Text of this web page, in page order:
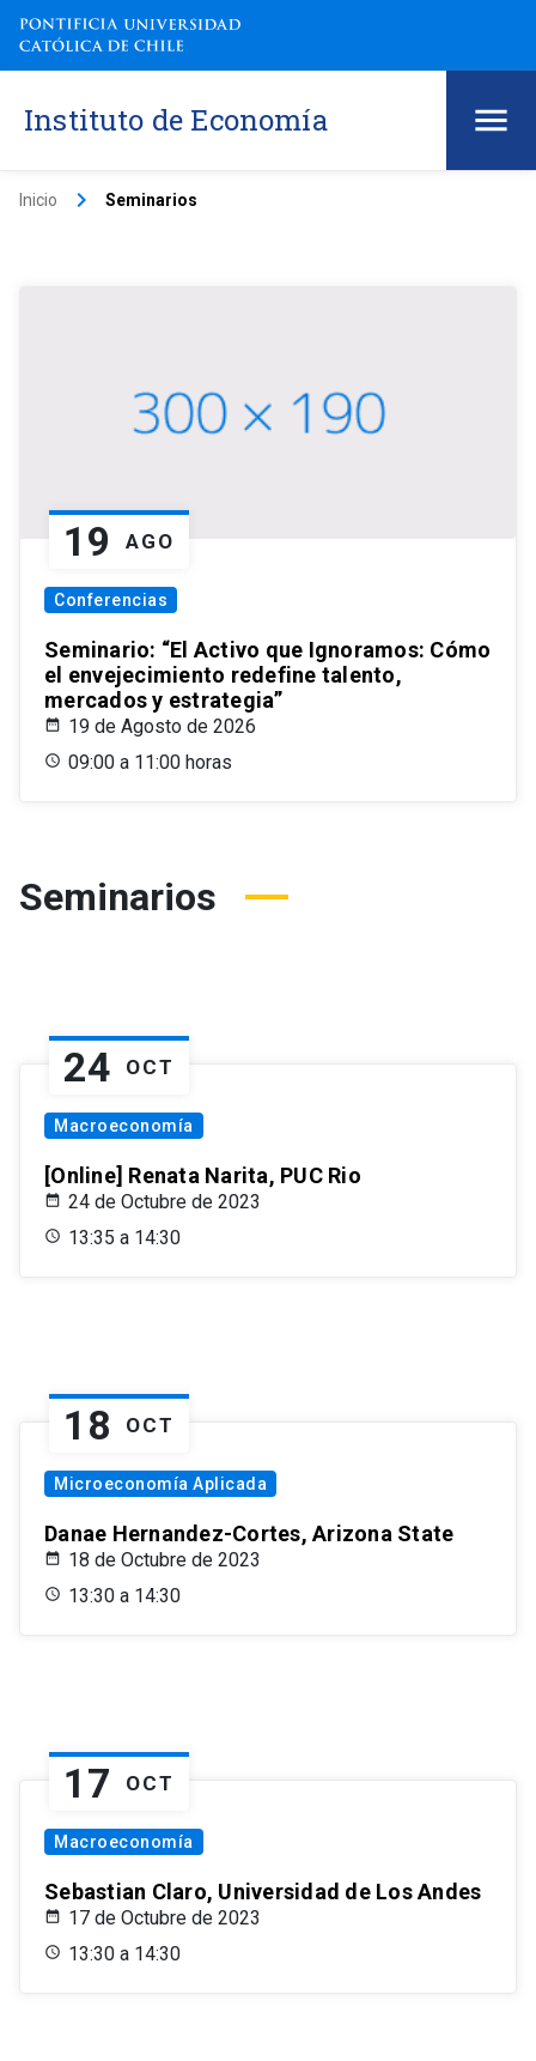
Instituto de Economía
Inicio keyboard_arrow_right Seminarios
19 AGO
Conferencias
Seminario: “El Activo que Ignoramos: Cómo
el envejecimiento redefine talento,
mercados y estrategia”
19 de Agosto de 2026
09:00 a 11:00 horas
Seminarios
24 OCT
Macroeconomía
[Online] Renata Narita, PUC Rio
24 de Octubre de 2023
13:35 a 14:30
18 OCT
Microeconomía Aplicada
Danae Hernandez-Cortes, Arizona State
18 de Octubre de 2023
13:30 a 14:30
17 OCT
Macroeconomía
Sebastian Claro, Universidad de Los Andes
17 de Octubre de 2023
13:30 a 14:30